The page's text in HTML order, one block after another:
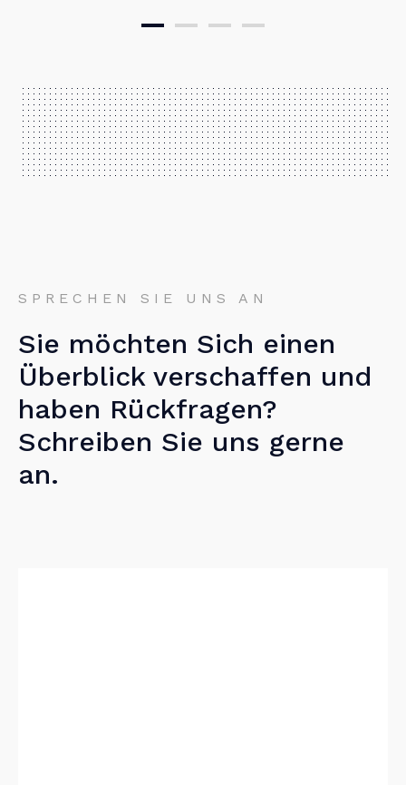
SPRECHEN SIE UNS AN
Sie möchten Sich einen
Überblick verschaffen und
haben Rückfragen?
Schreiben Sie uns gerne
an.